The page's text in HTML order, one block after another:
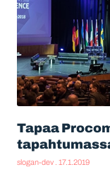
Tapaa
slogan-dev 17.1.2019